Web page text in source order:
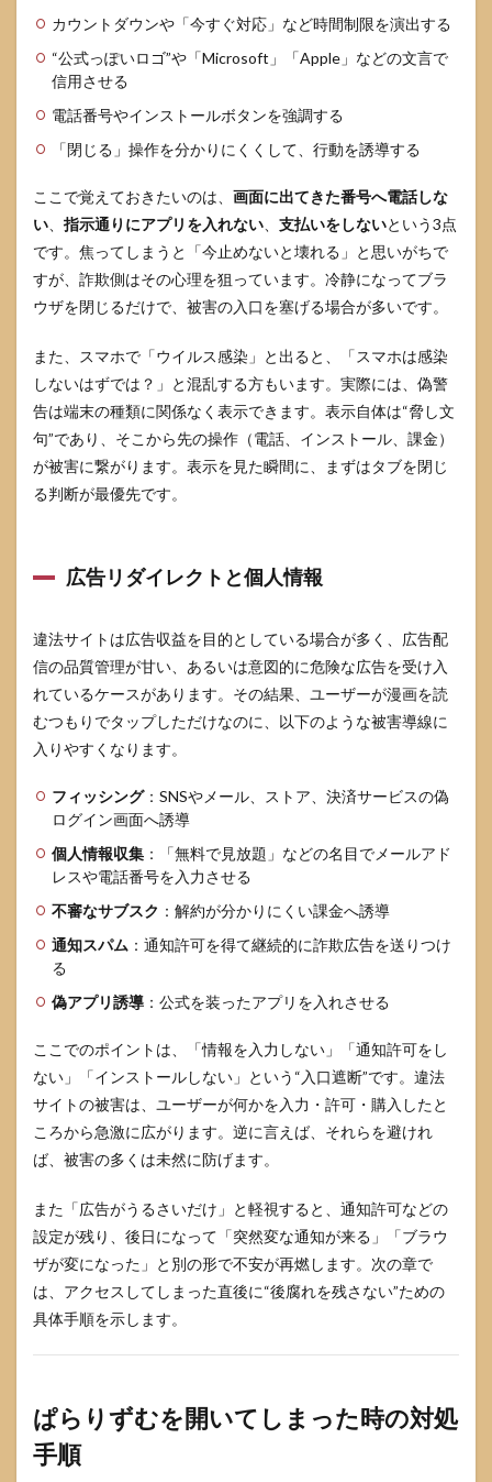
カウントダウンや「今すぐ対応」など時間制限を演出する
“公式っぽいロゴ”や「Microsoft」「Apple」などの文言で
信用させる
電話番号やインストールボタンを強調する
「閉じる」操作を分かりにくくして、行動を誘導する
ここで覚えておきたいのは、 画面に出てきた番号へ電話しな
い
指示通りにアプリを入れない 支払いをしないという3点
です。焦ってしまうと「今止めないと壊れる」と思いがちで
すが、詐欺側はその心理を狙っています。冷静になってブラ
ウザを閉じるだけで、被害の入口を塞げる場合が多いです。
また、スマホで「ウイルス感染」と出ると、「スマホは感染
しないはずでは？」と混乱する方もいます。実際には、偽警
告は端末の種類に関係なく表示できます。表示自体は“脅し文
句”であり、そこから先の操作（電話、インストール、課金）
が被害に繋がります。表示を見た瞬間に、まずはタブを閉じ
る判断が最優先です。
広告リダイレクトと個人情報
違法サイトは広告収益を目的としている場合が多く、広告配
信の品質管理が甘い、あるいは意図的に危険な広告を受け入
れているケースがあります。その結果、ユーザーが漫画を読
むつもりでタップしただけなのに、以下のような被害導線に
入りやすくなります。
フィッシング：SNSやメール、ストア、決済サービスの偽
ログイン画面へ誘導
個人情報収集 ：「無料で見放題」などの名目でメールアド
レスや電話番号を入力させる
不審なサブスク ：解約が分かりにくい課金へ誘導
通知スパム ：通知許可を得て継続的に詐欺広告を送りつけ
る
偽アプリ誘導 ：公式を装ったアプリを入れさせる
ここでのポイントは、「情報を入力しない」「通知許可をし
ない」「インストールしない」という“入口遮断”です。違法
サイトの被害は、ユーザーが何かを入力・許可・購入したと
ころから急激に広がります。逆に言えば、それらを避けれ
ば、被害の多くは未然に防げます。
また「広告がうるさいだけ」と軽視すると、通知許可などの
設定が残り、後日になって「突然変な通知が来る」「ブラウ
ザが変になった」と別の形で不安が再燃します。次の章で
は、アクセスしてしまった直後に“後腐れを残さない”ための
具体手順を示します。
ぱらりずむを開いてしまった時の対処
手順